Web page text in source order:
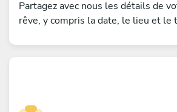
Partagez avec nous les détails de
rêve, y compris la date, le lieu et le